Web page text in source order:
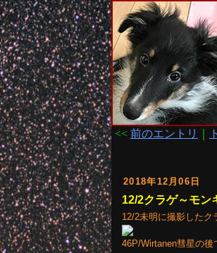
<< 前のエントリ
2018年12月06日
12/2クラゲ～モン
12/2未明に撮影したク
46P/Wirtanen彗星の